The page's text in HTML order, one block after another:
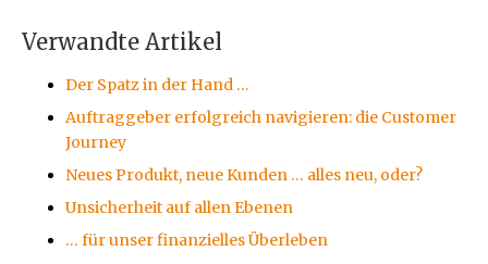
Verwandte Artikel
Der Spatz in der Hand …
Auftraggeber erfolgreich navigieren: die Customer
Journey
Neues Produkt, neue Kunden … alles neu, oder?
Unsicherheit auf allen Ebenen
… für unser finanzielles Überleben